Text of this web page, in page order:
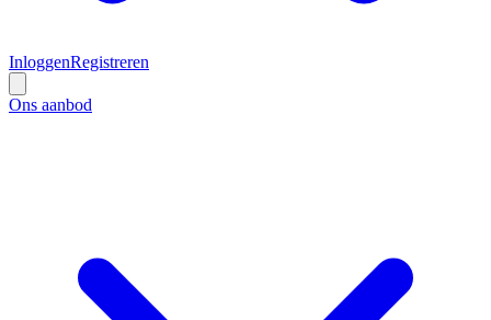
InloggenRegistreren
Ons aanbod